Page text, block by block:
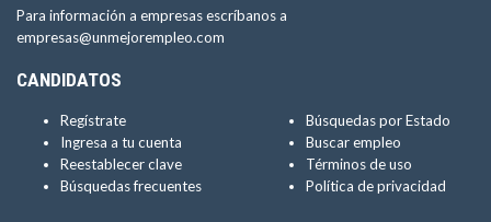
Para información a empresas escríbanos a
empresas@unmejorempleo.com
CANDIDATOS
Regístrate
Ingresa a tu cuenta
Reestablecer clave
Búsquedas frecuentes
Búsquedas por Estado
Buscar empleo
Términos de uso
Política de privacidad